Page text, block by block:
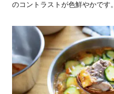
のコントラストが色鮮やかです。